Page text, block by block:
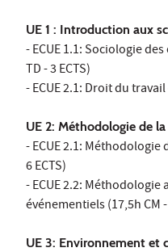
UE 1 : Introduction aux
- ECUE 1.1: Sociologie
TD - 3 ECTS)
- ECUE 2.1: Droit du travail
UE 2: Méthodologie de la
- ECUE 2.1: Méthodologie
6 ECTS)
- ECUE 2.2:
événementiels (17,5h CM -
UE 3: Environnement et